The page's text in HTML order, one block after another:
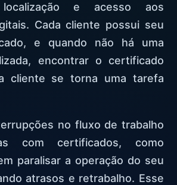
e acesso aos
Cada cliente possui seu
e quando não há uma
encontrar o certificado
cliente se torna uma tarefa
no fluxo de trabalho
com certificados, como
paralisar a operação do seu
atrasos e retrabalho. Esse